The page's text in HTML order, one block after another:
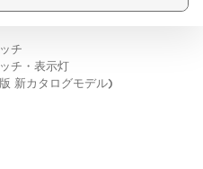
チ
チ・表示灯
新カタログモデル)